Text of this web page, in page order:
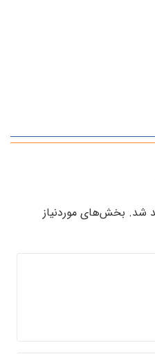
شد. بخش‌های موردنیاز